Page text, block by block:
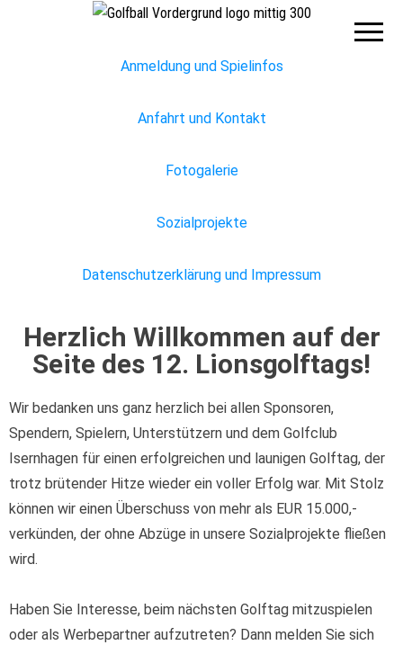
Anmeldung und Spielinfos
Anfahrt und Kontakt
Fotogalerie
Sozialprojekte
Datenschutzerklärung und Impressum
Herzlich Willkommen auf der
Seite des 12. Lionsgolftags!
Wir bedanken uns ganz herzlich bei allen Sponsoren,
Spendern, Spielern, Unterstützern und dem Golfclub
Isernhagen für einen erfolgreichen und launigen Golftag, der
trotz brütender Hitze wieder ein voller Erfolg war. Mit Stolz
können wir einen Überschuss von mehr als EUR 15.000,-
verkünden, der ohne Abzüge in unsere Sozialprojekte fließen
wird.
Haben Sie Interesse, beim nächsten Golftag mitzuspielen
oder als Werbepartner aufzutreten? Dann melden Sie sich